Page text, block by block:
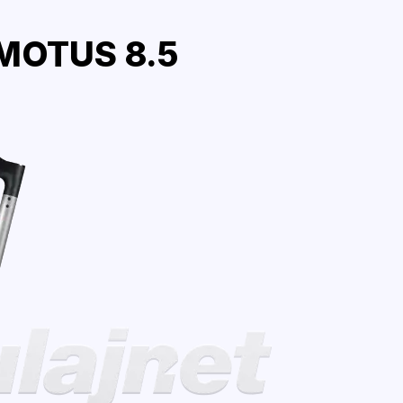
8.5